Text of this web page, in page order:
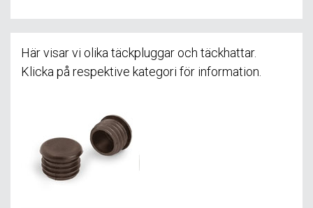
Här visar vi olika täckpluggar och täckhattar.
Klicka på respektive kategori för information.